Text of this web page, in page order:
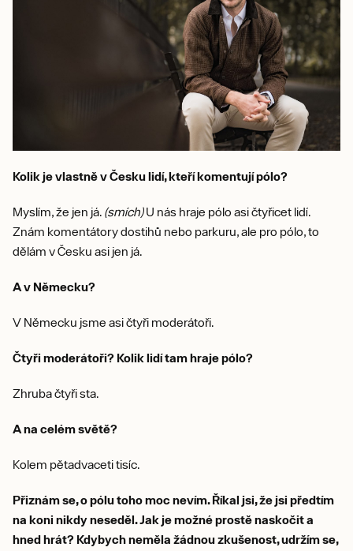
Kolik je vlastně v Česku lidí, kteří komentují pólo?
Myslím, že jen já. (smích)U nás hraje pólo asi čtyřicet lidí.
Znám komentátory dostihů nebo parkuru, ale pro pólo, to
dělám v Česku asi jen já.
A v Německu?
V Německu jsme asi čtyři moderátoři.
Čtyři moderátoři? Kolik lidí tam hraje pólo?
Zhruba čtyři sta.
A na celém světě?
Kolem pětadvaceti tisíc.
Přiznám se, o pólu toho moc nevím. Říkal jsi, že jsi předtím
na koni nikdy neseděl. Jak je možné prostě naskočit a
hned hrát? Kdybych neměla žádnou zkušenost, udržím se,